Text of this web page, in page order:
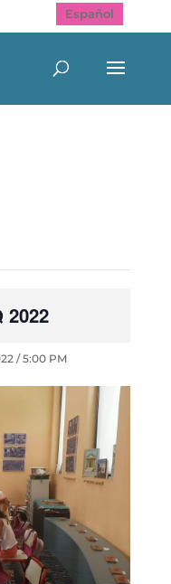
Español
2022
/ 5:00 PM